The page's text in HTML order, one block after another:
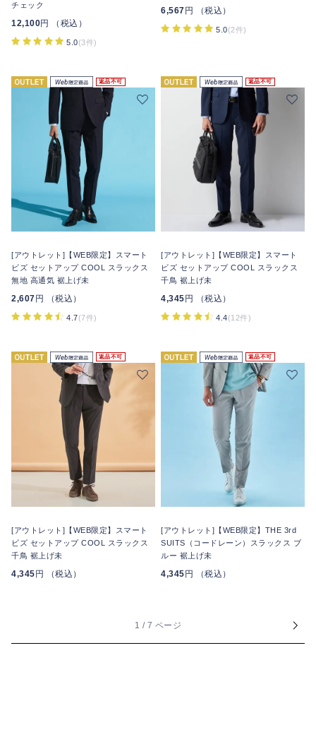
チェック
12,100円 （税込）
5.0(3件)
6,567 円 （税込）
5.0(2件)
返品不可
[アウトレット]【WEB限定】スマート
ビズ セットアップ COOL スラックス
無地 高通気 裾上げ未
2,607円 （税込）
4.7(7件)
返品不可
[アウトレット]【WEB限定】スマート
ビズ セットアップ COOL スラックス
千鳥 裾上げ未
4,345円 （税込）
4.4(12件)
返品不可
[アウトレット]【WEB限定】スマート
ビズ セットアップ COOL スラックス
千鳥 裾上げ未
4,345円 （税込）
返品不可
[アウトレット]【WEB限定】THE 3rd
SUITS（コードレーン）スラックス ブ
ルー 裾上げ未
4,345円 （税込）
1 / 7 ページ